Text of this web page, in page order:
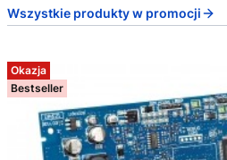
Wszystkie produkty w promocji
Okazja
Bestseller